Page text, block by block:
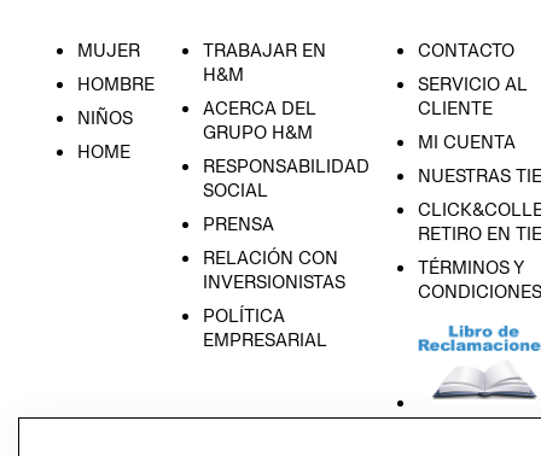
MUJER
HOMBRE
NIÑOS
HOME
TRABAJAR EN
H&M
ACERCA DEL
GRUPO H&M
RESPONSABILIDAD
SOCIAL
PRENSA
RELACIÓN CON
INVERSIONISTAS
POLÍTICA
EMPRESARIAL
CONTACTO
SERVICIO AL
CLIENTE
MI CUENTA
NUESTRAS
RETIRO EN
TÉRMINOS Y
CONDICIONES